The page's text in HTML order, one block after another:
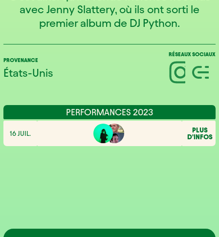
avec Jenny Slattery, où ils ont sorti le
premier album de DJ Python.
PROVENANCE
États-Unis
RÉSEAUX SOCIAUX
PERFORMANCES 2023
16 JUIL.
PLUS
D'INFOS